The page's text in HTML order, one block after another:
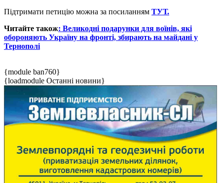
Підтримати петицію можна за посиланням ТУТ.
Читайте також: Великодні подарунки для воїнів, які
обороняють Україну на фронті, збирають на майдані у
Тернополі
{module ban760}
{loadmodule Останні новини}